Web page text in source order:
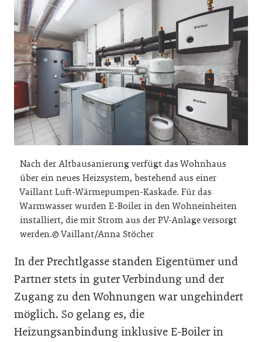
Nach der Altbausanierung verfügt das Wohnhaus
über ein neues Heizsystem, bestehend aus einer
Vaillant Luft-Wärmepumpen-Kaskade. Für das
Warmwasser wurden E-Boiler in den Wohneinheiten
installiert, die mit Strom aus der PV-Anlage versorgt
werden.© Vaillant/Anna Stöcher
In der Prechtlgasse standen Eigentümer und
Partner stets in guter Verbindung und der
Zugang zu den Wohnungen war ungehindert
möglich. So gelang es, die
Heizungsanbindung inklusive E-Boiler in